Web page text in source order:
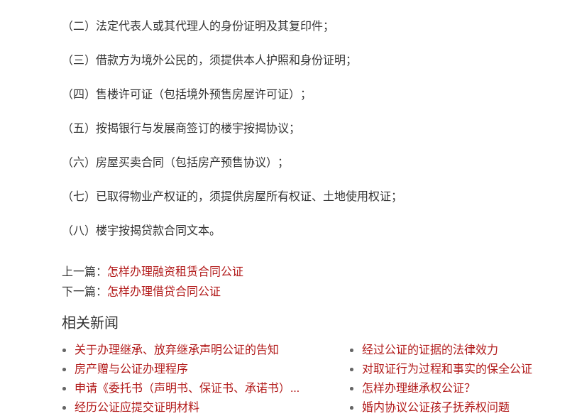
（二）法定代表人或其代理人的身份证明及其复印件；
（三）借款方为境外公民的，须提供本人护照和身份证明；
（四）售楼许可证（包括境外预售房屋许可证）；
（五）按揭银行与发展商签订的楼宇按揭协议；
（六）房屋买卖合同（包括房产预售协议）；
（七）已取得物业产权证的，须提供房屋所有权证、土地使用权证；
（八）楼宇按揭贷款合同文本。
上一篇： 怎样办理融资租赁合同公证
下一篇： 怎样办理借贷合同公证
相关新闻
关于办理继承、放弃继承声明公证的告知
经过公证的证据的法律效力
房产赠与公证办理程序
对取证行为过程和事实的保全公证
申请《委托书（声明书、保证书、承诺书）》公证须提供哪些材料
怎样办理继承权公证？
经历公证应提交证明材料
婚内协议公证孩子抚养权问题